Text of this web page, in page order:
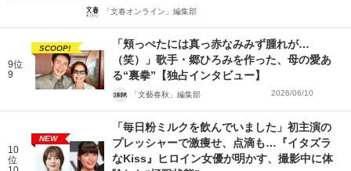
「文春オンライン」編集部
9位
9
SCOOP!
「頬っぺたには真っ赤なみみず腫れが…
（笑）」歌手・郷ひろみを作った、母の愛あ
る“裏拳”【独占インタビュー】
「文藝春秋」編集部 2026/06/10
10
位
NEW
「毎日粉ミルクを飲んでいました」初主演の
プレッシャーで激痩せ、点滴も…『イタズラ
なKiss』ヒロイン女優が明かす、撮影中に体